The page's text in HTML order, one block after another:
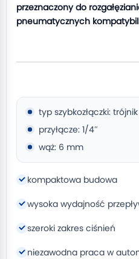
przeznaczony do
pneumatycznych
typ szybkozłączki: trójnik
przyłącze: 1/4″
wąż: 6 mm
kompaktowa budowa
wysoka wydajność
szeroki zakres ciśnień
niezawodna praca w